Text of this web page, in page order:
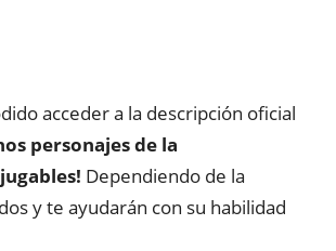
acceder a la descripción oficial
personajes de la
Dependiendo de la
y te ayudarán con su habilidad